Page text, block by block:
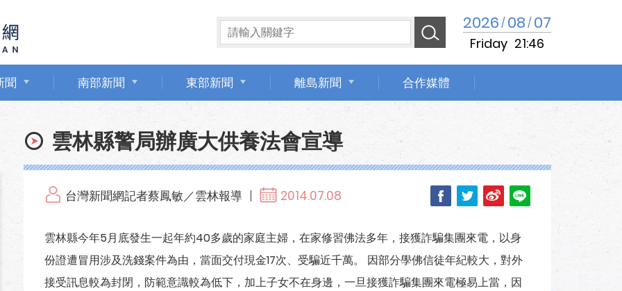
2026/08/07
Friday 21:46
聞 南部新聞 東部新聞 離島新聞 合作媒體
雲林縣警局辦廣大供養法會宣導
台灣新聞網記者蔡鳳敏／雲林報導 2014.07.08
雲林縣今年5月底發生一起年約40多歲的家庭主婦，在家修習佛法多年，接獲詐騙集團來電，以身
份證遭冒用涉及洗錢案件為由，當面交付現金17次、受騙近千萬。 因部分學佛信徒年紀較大，對外
接受訊息較為封閉，防範意識較為低下，加上子女不在身邊，一旦接獲詐騙集團來電極易上當，因